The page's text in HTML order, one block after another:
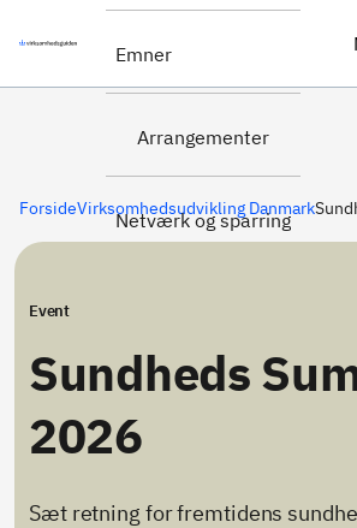
Emner
Arrangementer
Netværk og sparring
ForsideVirksomhedsudvikling Danmark
Event
Sundheds
2026
Sæt retning for fremtidens